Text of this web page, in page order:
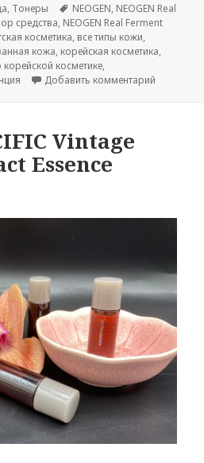
, Тонеры Метки
NEOGEN, NEOGEN Real
средства, NEOGEN Real Ferment
косметика, все типы кожи,
кожа, корейская косметика,
корейской косметике,
Добавить комментарий
Vintage
Essence